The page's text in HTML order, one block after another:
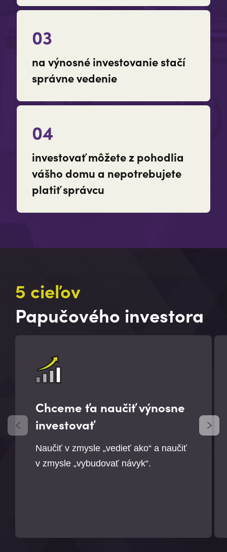
03
na výnosné investovanie stačí
správne vedenie
04
investovať môžete z pohodlia
vášho domu a nepotrebujete
platiť správcu
5 cieľov
Papučového investora
Chceme ťa naučiť výnosne
investovať
Naučiť v zmysle „vedieť ako“ a naučiť
v zmysle „vybudovať návyk“.